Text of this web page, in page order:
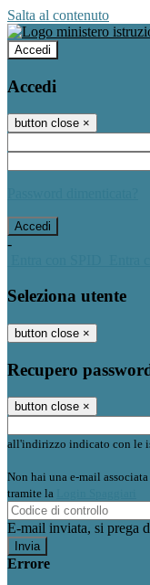
Salta al contenuto
Accedi
Accedi
button close ×
-
Seleziona utente
button close ×
Recupero
button close ×
all'indirizzo indicato con le
Non hai una e-mail
tramite la
E-mail inviata, si prega
Errore